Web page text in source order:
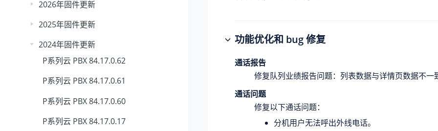
2026年固件更新
2025年固件更新
2024年固件更新
P系列云 PBX 84.17.0.62
P系列云 PBX 84.17.0.61
P系列云 PBX 84.17.0.60
P系列云 PBX 84.17.0.17
功能优化和 bug 修复
通话报告
修复队列业绩报告问题：列表数据与详情页数据不一
通话问题
修复以下通话问题：
分机用户无法呼出外线电话。